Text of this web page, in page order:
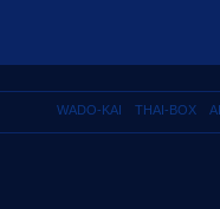
WADO-KAI THAI-BOX